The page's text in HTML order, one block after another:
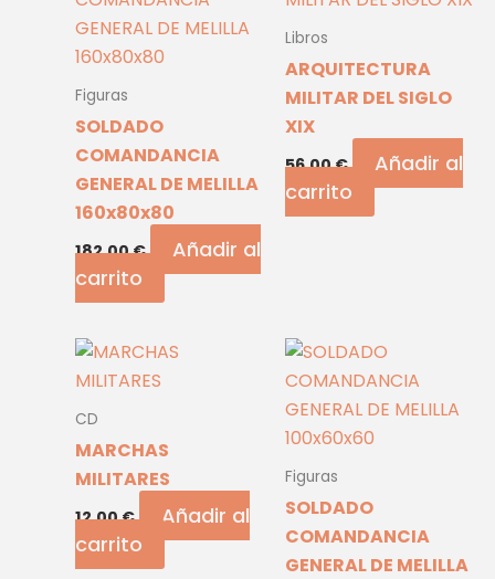
Figuras
SOLDADO
COMANDANCIA
GENERAL DE MELILLA
160x80x80
182,00€
Añadir al
carrito
Libros
ARQUITECTURA
MILITAR DEL SIGLO
XIX
56,00€
Añadir al
carrito
CD
MARCHAS
MILITARES
12,00€
Añadir al
carrito
Figuras
SOLDADO
COMANDANCIA
GENERAL DE MELILLA